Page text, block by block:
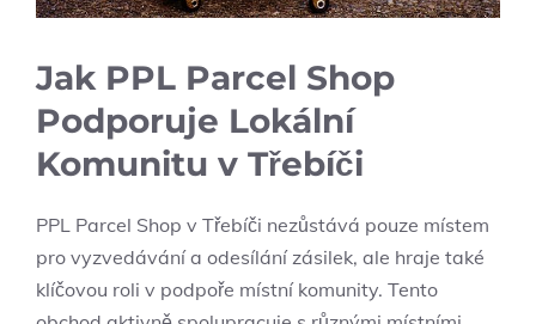
Jak PPL Parcel Shop
Podporuje Lokální
Komunitu v Třebíči
PPL Parcel Shop v Třebíči nezůstává pouze místem
pro vyzvedávání a odesílání zásilek, ale hraje také
klíčovou roli v podpoře místní komunity. Tento